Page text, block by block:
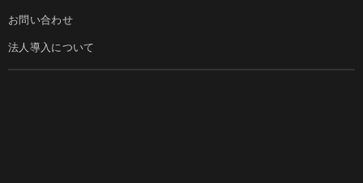
お問い合わせ
法人導入について